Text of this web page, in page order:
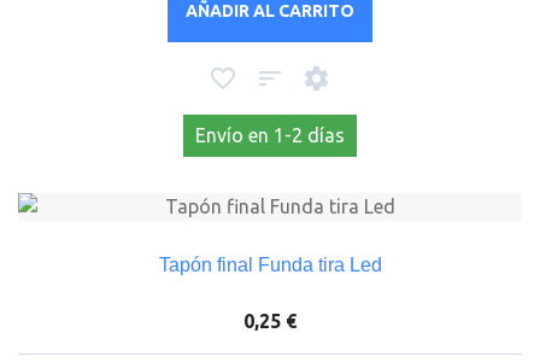
AÑADIR AL CARRITO
Envío en 1-2 días
Tapón final Funda tira Led
0,25 €